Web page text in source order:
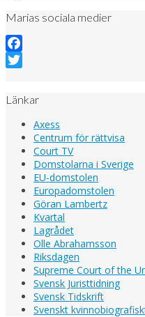
Marias sociala medier
Facebook
Länkar
Axess
Centrum för rättvisa
Court TV
Domstolarna i Sverige
EU-domstolen
Europadomstolen
Göran Lambertz
Kvartal
Lagrådet
Olle Abrahamsson
Riksdagen
Supreme Court of the
Svensk Juristtidning
Svensk Tidskrift
Svenskt